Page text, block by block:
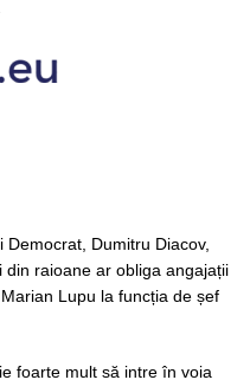
Dumitru Diacov,
raioane ar obliga angajații
Lupu la funcția de șef
foarte mult să intre în voia